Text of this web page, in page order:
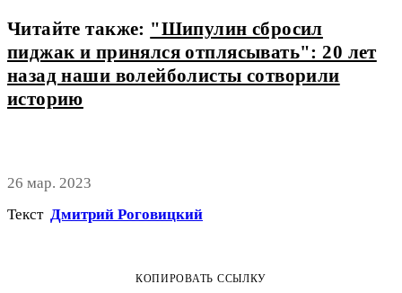
Читайте также: "Шипулин сбросил
пиджак и принялся отплясывать": 20 лет
назад наши волейболисты сотворили
историю
26 мар. 2023
Текст Дмитрий Роговицкий
КОПИРОВАТЬ ССЫЛКУ